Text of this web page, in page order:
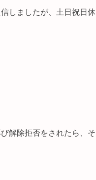
しましたが、土日祝日休
解除拒否をされたら、そ